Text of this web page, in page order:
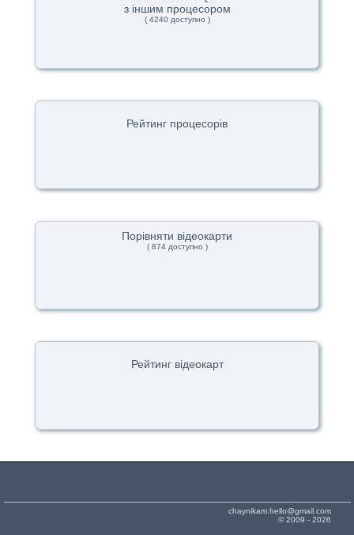
з іншим процесором
( 4240 доступно )
Рейтинг процесорів
Порівняти відеокарти
( 874 доступно )
Рейтинг відеокарт
chaynikam.hello@gmail.com
© 2009 - 2026